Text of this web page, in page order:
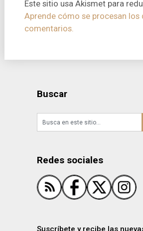
Este sitio usa Akismet para
Aprende cómo se procesan los
comentarios.
Buscar
Redes sociales
Suscríbete y recibe las